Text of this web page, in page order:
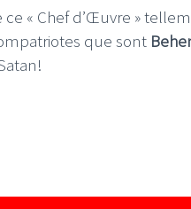
ce « Chef d’Œuvre »
que sont